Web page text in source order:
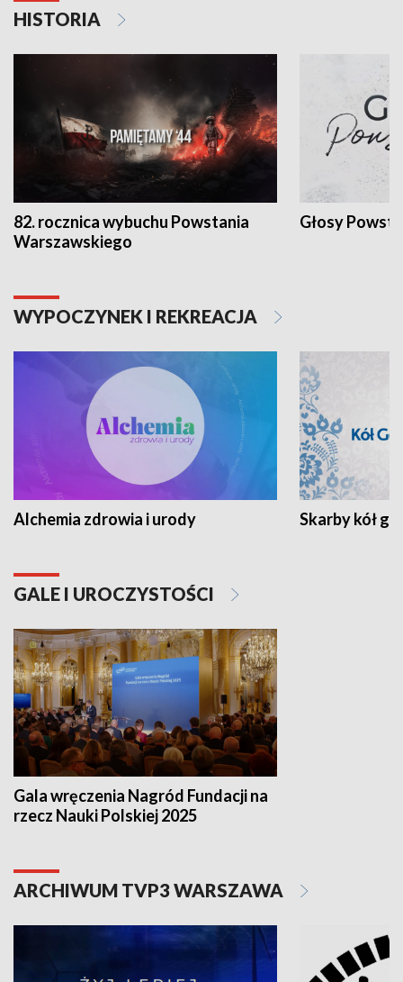
HISTORIA
82. rocznica wybuchu Powstania
Warszawskiego
Głosy
WYPOCZYNEK I REKREACJA
Alchemia zdrowia i urody Skarby kół
GALE I UROCZYSTOŚCI
Gala wręczenia Nagród Fundacji na
rzecz Nauki Polskiej 2025
ARCHIWUM TVP3 WARSZAWA